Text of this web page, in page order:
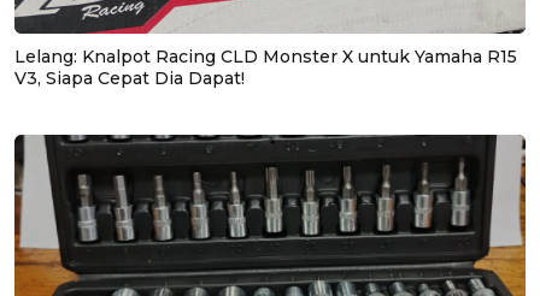
Lelang: Knalpot Racing CLD Monster X untuk Yamaha R15
V3, Siapa Cepat Dia Dapat!